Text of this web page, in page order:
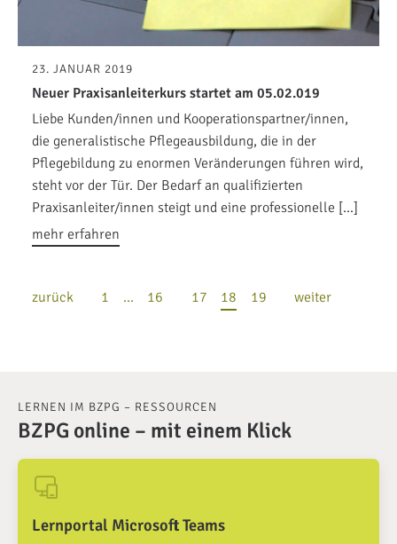
23. JANUAR 2019
Neuer Praxisanleiterkurs startet am 05.02.019
Liebe Kunden/innen und Kooperationspartner/innen,
die generalistische Pflegeausbildung, die in der
Pflegebildung zu enormen Veränderungen führen wird,
steht vor der Tür. Der Bedarf an qualifizierten
Praxisanleiter/innen steigt und eine professionelle […]
mehr erfahren
zurück 1 … 16 17 18 19 weiter
LERNEN IM BZPG – RESSOURCEN
BZPG online – mit einem Klick
Lernportal Microsoft Teams